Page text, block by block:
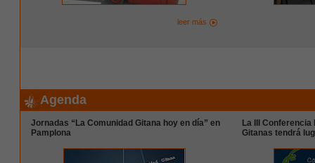
leer más
Agenda
Jornadas “La Comunidad Gitana hoy en día” en
Pamplona
La III
Gitanas tendrá